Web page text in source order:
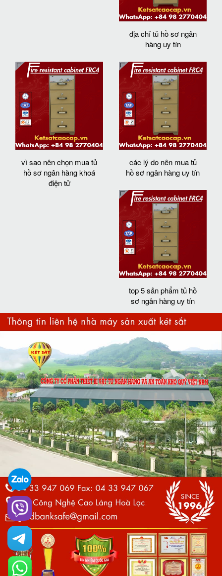
địa chỉ tủ hồ sơ ngân
hàng uy tín
vì sao nên chọn mua tủ
hồ sơ ngân hàng khoá
điện tử
các lý do nên mua tủ
hồ sơ ngân hàng uy tín
top 5 sản phẩm tủ hồ
sơ ngân hàng uy tín